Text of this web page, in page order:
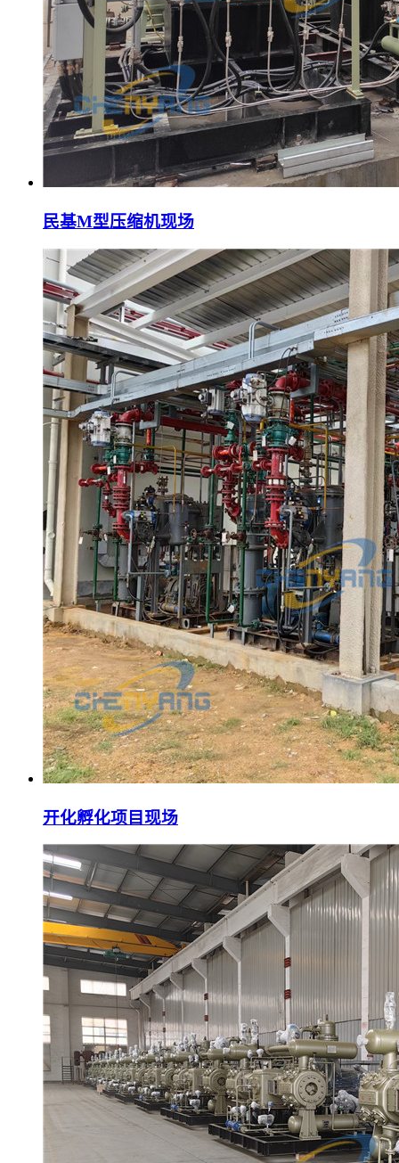
民基M型压缩机现场
开化孵化项目现场